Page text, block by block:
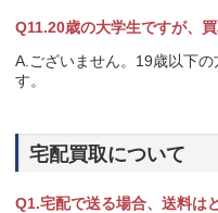
Q11.20歳の大学生ですが、
A.ございません。19歳以下
す。
宅配買取について
Q1.宅配で送る場合、送料は